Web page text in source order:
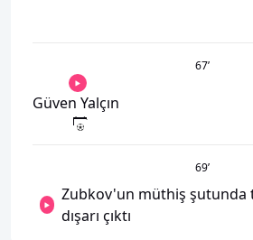
67’
Güven Yalçın
69’
Zubkov'un müthiş şutunda
dışarı çıktı